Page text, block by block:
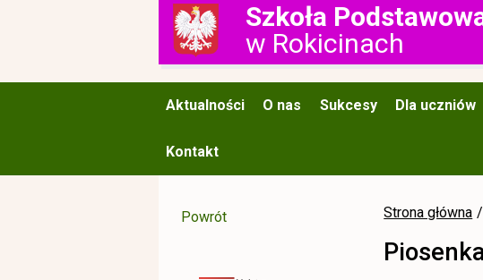
Szkoła
w Rokicinach
Aktualności O nas Sukcesy Dla uczniów
Kontakt
Strona główna
Powrót